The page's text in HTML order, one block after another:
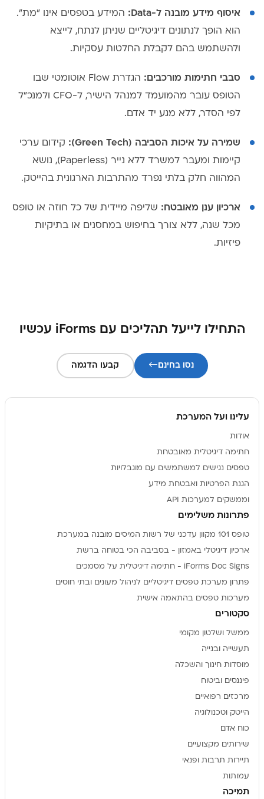
איסוף מידע מובנה ל-Data:
המידע בטפסים אינו "מת".
הוא הופך לנתונים דיגיטליים שניתן לנתח, לייצא
ולהשתמש בהם לקבלת החלטות עסקיות.
סבבי חתימות מורכבים:
הגדרת Flow אוטומטי שבו
הטופס עובר מהמועמד למנהל הישיר, ל-CFO ולמנכ"ל
לפי הסדר, ללא מגע יד אדם.
שמירה על איכות הסביבה (Green Tech):
קידום ערכי
קיימות ומעבר למשרד ללא נייר (Paperless), נושא
המהווה חלק בלתי נפרד מהתרבות הארגונית בהייטק.
ארכיון ענן מאובטח: שליפה מיידית של כל חוזה או טופס
מכל שנה, ללא צורך בחיפוש במחסנים או בתיקיות
פיזיות.
התחילו לייעל תהליכים עם iForms עכשיו
נסו בחינם קבעו הדגמה
עלינו ועל המערכת
אודות
חתימה דיגיטלית מאובטחת
טפסים נגישים למשתמשים עם מוגבלויות
הגנת הפרטיות ואבטחת מידע
וממשקים למערכות API
פתרונות משלימים
טופס 101 מקוון עדכני של רשות המיסים מובנה במערכת
ארכיון דיגיטלי באמזון - בסביבה הכי בטוחה ברשת
iForms Doc Signs - חתימה דיגיטלית על מסמכים
פתרון מערכת טפסים דיגיטליים לניהול מעונים ובתי חוסים
מערכות טפסים בהתאמה אישית
סקטורים
ממשל ושלטון מקומי
תעשייה ובנייה
מוסדות חינוך והשכלה
פיננסים וביטוח
מרכזים רפואיים
הייטק וטכנולוגיה
כוח אדם
שירותים מקצועיים
תיירות תרבות ופנאי
עמותות
תמיכה